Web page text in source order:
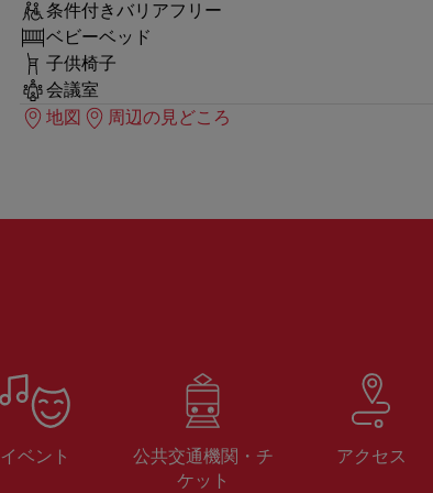
条件付きバリアフリー
ベビーベッド
子供椅子
会議室
地図
周辺の見どころ
イベント
公共交通機関・チ
ケット
アクセス